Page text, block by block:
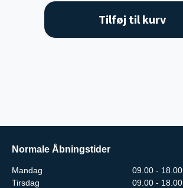
Tilføj til kurv
Normale Åbningstider
Mandag
09.00 - 18.00
Tirsdag
09.00 - 18.00